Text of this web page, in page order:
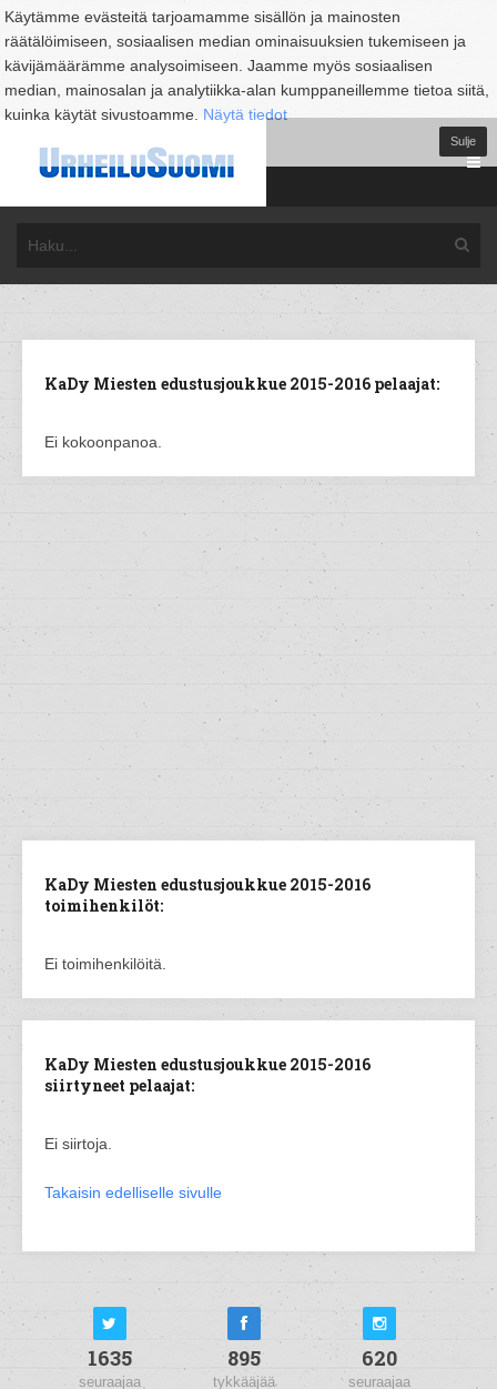
Käytämme evästeitä tarjoamamme sisällön ja mainosten
räätälöimiseen, sosiaalisen median ominaisuuksien tukemiseen ja
kävijämäärämme analysoimiseen. Jaamme myös sosiaalisen
median, mainosalan ja analytiikka-alan kumppaneillemme tietoa siitä,
kuinka käytät sivustoamme. Näytä tiedot
Sulje
KaDy Miesten edustusjoukkue 2015-2016 pelaajat:
Ei kokoonpanoa.
KaDy Miesten edustusjoukkue 2015-2016
toimihenkilöt:
Ei toimihenkilöitä.
KaDy Miesten edustusjoukkue 2015-2016
siirtyneet pelaajat:
Ei siirtoja.
Takaisin edelliselle sivulle
1635
seuraajaa
895
tykkääjää
620
seuraajaa